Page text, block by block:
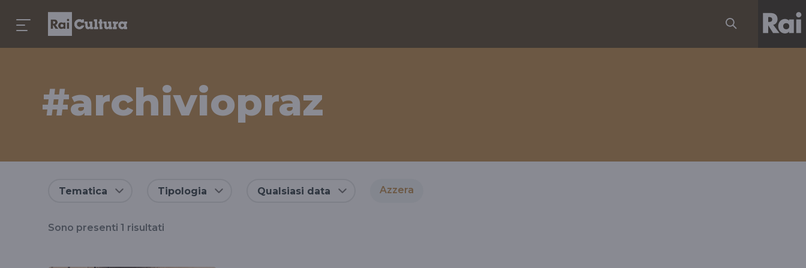
#archiviopraz
Tematica Tipologia Qualsiasi data Azzera
Sono presenti 1 risultati